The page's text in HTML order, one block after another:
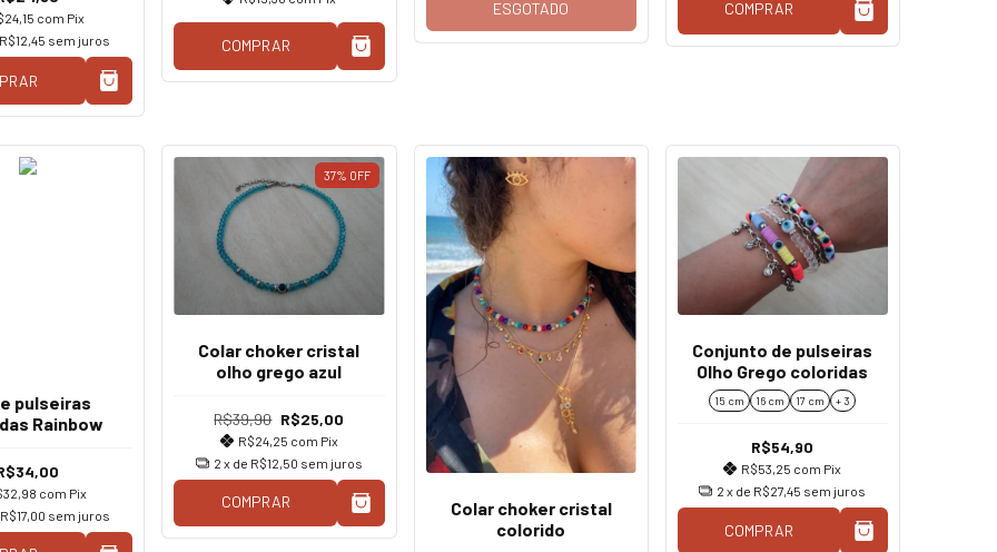
com Pix
R$12,45 sem juros COMPRAR
ESGOTADO COMPRAR
pulseiras
Rainbow
com Pix
R$17,00 sem juros
37% OFF
Colar choker cristal
olho grego azul
R$39,90 R$25,00
R$24,25 com Pix
2 x de R$12,50 sem juros
COMPRAR
Colar choker cristal
colorido
Conjunto de pulseiras
Olho Grego coloridas
15 cm 16 cm 17 cm + 3
R$54,90
R$53,25 com Pix
2 x de R$27,45 sem juros
COMPRAR